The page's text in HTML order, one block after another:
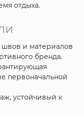
отдыха.
и материалов
бренда.
первоначальной
устойчивый к